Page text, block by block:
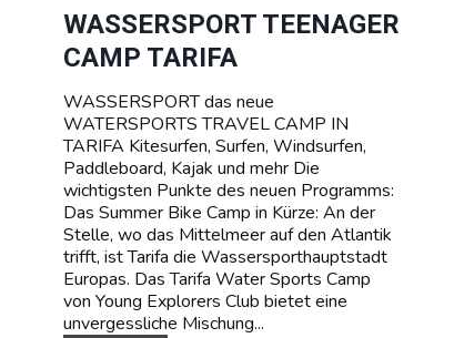
L
I
E
-
C
a
m
p
s
WASSERSPORT TEENAGER
CAMP TARIFA
WASSERSPORT das neue
WATERSPORTS TRAVEL CAMP IN
TARIFA Kitesurfen, Surfen, Windsurfen,
Paddleboard, Kajak und mehr Die
wichtigsten Punkte des neuen Programms:
Das Summer Bike Camp in Kürze: An der
Stelle, wo das Mittelmeer auf den Atlantik
trifft, ist Tarifa die Wassersporthauptstadt
Europas. Das Tarifa Water Sports Camp
von Young Explorers Club bietet eine
unvergessliche Mischung...